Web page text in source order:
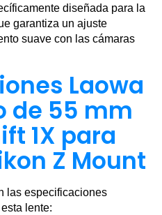
diseñada para la
garantiza un ajuste
suave con las cámaras
Laowa
de 55 mm
1X para
Z Mount
las especificaciones
lente: